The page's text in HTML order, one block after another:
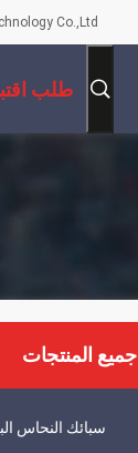
Co.,Ltd.
طلب
جميع المنتجات
سبائك النحاس